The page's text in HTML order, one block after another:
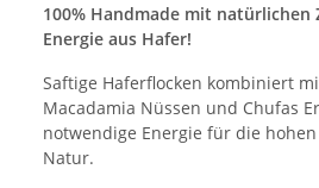
100% Handmade mit
Energie aus Hafer!
Saftige Haferflocken kombiniert
Macadamia Nüssen und Chufas
notwendige Energie für die
Natur.